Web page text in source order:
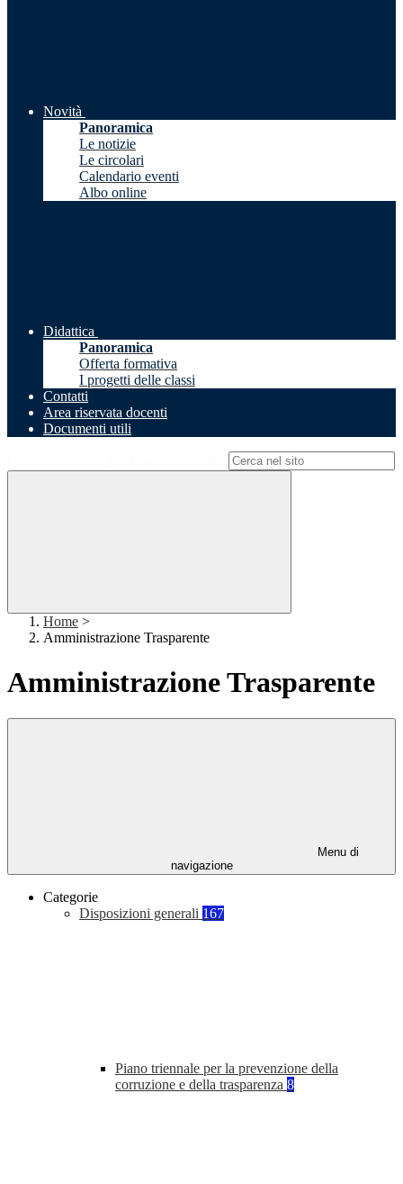
Novità
Panoramica
Le notizie
Le circolari
Calendario eventi
Albo online
Didattica
Panoramica
Offerta formativa
I progetti delle classi
Contatti
Area riservata docenti
Documenti utili
Home >
Amministrazione Trasparente
Amministrazione Trasparente
Menu di
navigazione
Categorie
Disposizioni generali 167
Piano triennale per la prevenzione della
corruzione e della trasparenza 8